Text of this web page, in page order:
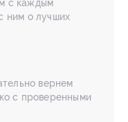
с каждым
ним о лучших
вернем
с проверенными